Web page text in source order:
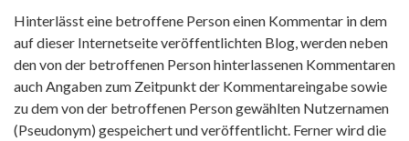
Hinterlässt eine betroffene Person einen Kommentar in dem
auf dieser Internetseite veröffentlichten Blog, werden neben
den von der betroffenen Person hinterlassenen Kommentaren
auch Angaben zum Zeitpunkt der Kommentareingabe sowie
zu dem von der betroffenen Person gewählten Nutzernamen
(Pseudonym) gespeichert und veröffentlicht. Ferner wird die